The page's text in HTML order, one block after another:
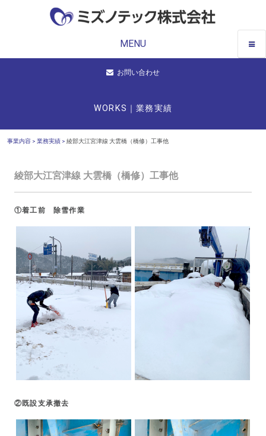
MENU
お問い合わせ
WORKS｜業務実績
事業内容 > 業務実績 > 綾部大江宮津線 大雲橋（橋修）工事他
綾部大江宮津線 大雲橋（橋修）工事他
①着工前 除雪作業
②既設支承撤去